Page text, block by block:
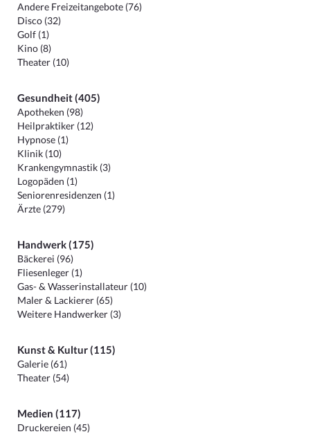
Andere Freizeitangebote (76)
Disco (32)
Golf (1)
Kino (8)
Theater (10)
Gesundheit (405)
Apotheken (98)
Heilpraktiker (12)
Hypnose (1)
Klinik (10)
Krankengymnastik (3)
Logopäden (1)
Seniorenresidenzen (1)
Ärzte (279)
Handwerk (175)
Bäckerei (96)
Fliesenleger (1)
Gas- & Wasserinstallateur (10)
Maler & Lackierer (65)
Weitere Handwerker (3)
Kunst & Kultur (115)
Galerie (61)
Theater (54)
Medien (117)
Druckereien (45)